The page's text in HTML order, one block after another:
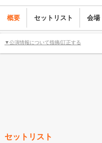
概要 セットリスト 会場
▼公演情報について指摘/訂正する
セットリスト